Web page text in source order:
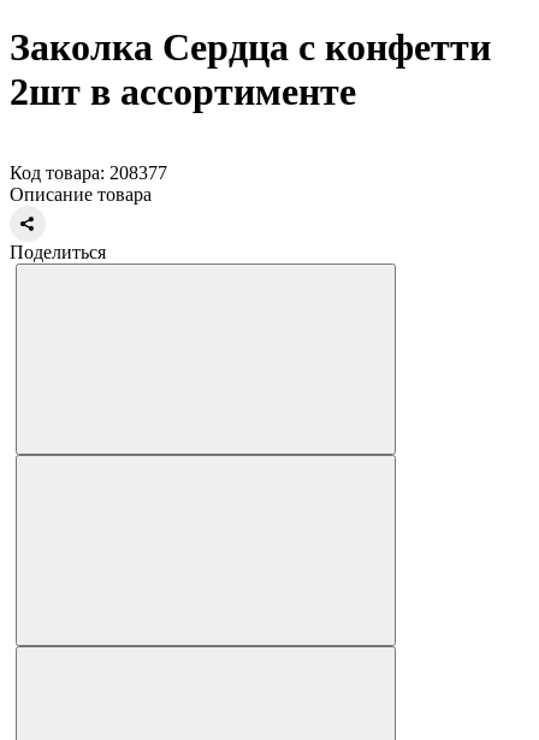
Заколка Сердца с конфетти
2шт в ассортименте
Код товара: 208377
Описание товара
Поделиться